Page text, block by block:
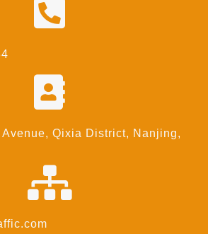
Avenue, Qixia District, Nanjing,